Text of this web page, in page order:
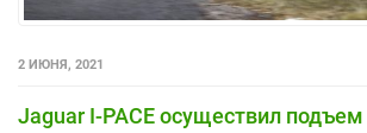
2 ИЮНЯ, 2021
Jaguar I-PACE осуществил